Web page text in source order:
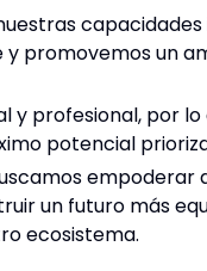
capacidades
y promovemos un
y profesional, por
potencial
empoderar
un futuro más
ecosistema.